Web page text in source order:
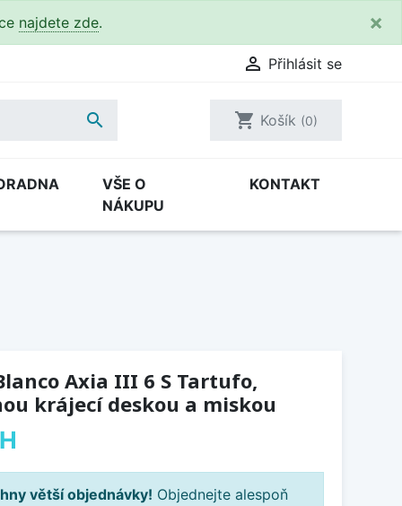
najdete zde. ×
 Přihlásit se
 shopping_cart Košík (0)
VŠE O
NÁKUPU
KONTAKT
Axia III 6 S Tartufo,
krájecí deskou a miskou
větší objednávky! Objednejte alespoň